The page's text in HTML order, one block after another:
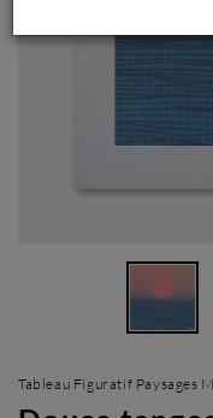
Tableau Figuratif Paysages